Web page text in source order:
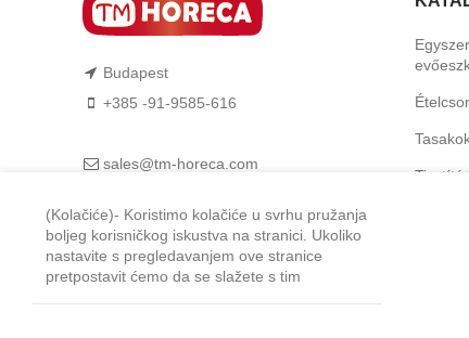
Budapest
+385 -91-9585-616
sales@tm-horeca.com
Tisztító
(Kolačiće)- Koristimo kolačiće u svrhu pružanja
boljeg korisničkog iskustva na stranici. Ukoliko
nastavite s pregledavanjem ove stranice
pretpostavit ćemo da se slažete s tim